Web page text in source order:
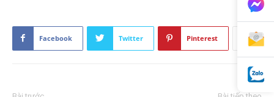
Facebook Twitter Pinterest